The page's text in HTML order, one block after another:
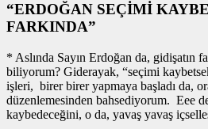
“ERDOĞAN SEÇİMİ
FARKINDA”
* Aslında Sayın Erdoğan da, gidişatın
biliyorum? Giderayak, “seçimi
işleri, birer birer yapmaya başladı da,
düzenlemesinden bahsediyorum. Eee
kaybedeceğini, o da, yavaş yavaş